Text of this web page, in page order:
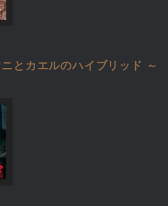
とカエルのハイブリッド ～